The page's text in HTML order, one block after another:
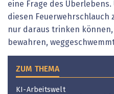
eine ­Frage des
diesen
nur daraus trinken
bewahren,
ZUM THEMA
KI-Arbeitswelt